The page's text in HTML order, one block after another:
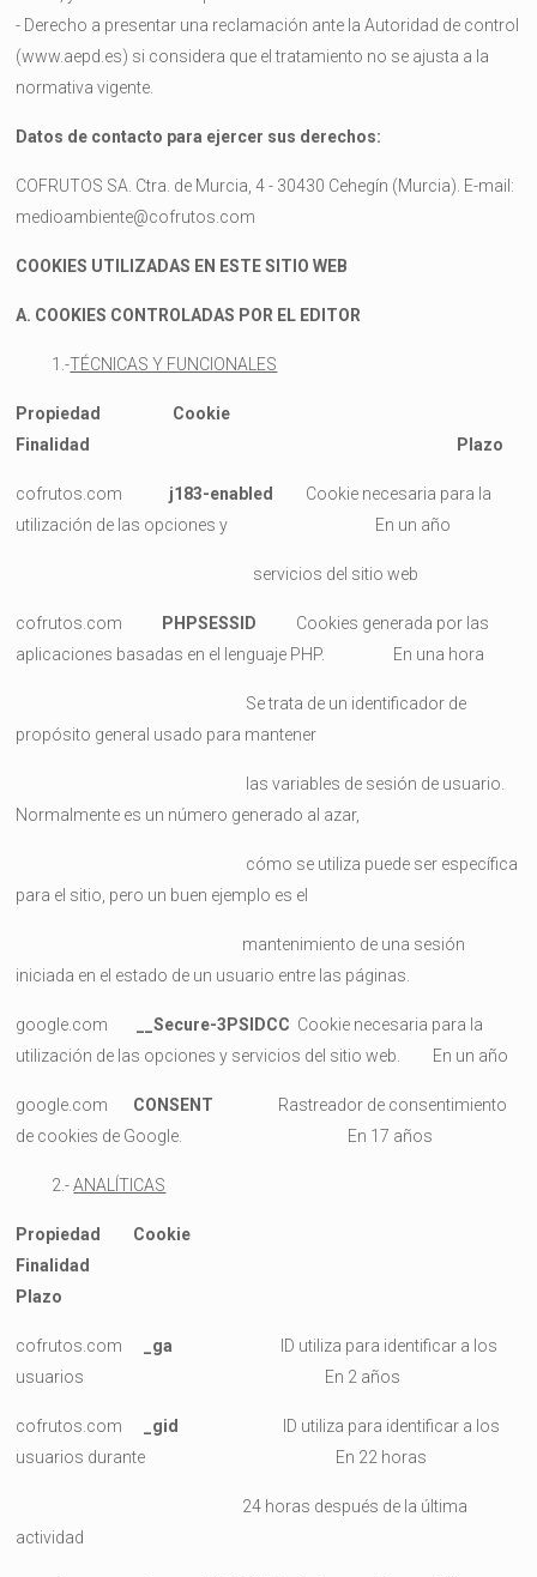
- Derecho a presentar una reclamación ante la Autoridad de control
(www.aepd.es) si considera que el tratamiento no se ajusta a la
normativa vigente.
Datos de contacto para ejercer sus derechos:
COFRUTOS SA. Ctra. de Murcia, 4 - 30430 Cehegín (Murcia). E-mail:
medioambiente@cofrutos.com
COOKIES UTILIZADAS EN ESTE SITIO WEB
A. COOKIES CONTROLADAS POR EL EDITOR
1.-TÉCNICAS Y FUNCIONALES
Propiedad Cookie
Finalidad Plazo
cofrutos.com j183-enabled Cookie necesaria para la
utilización de las opciones y En un año
servicios del sitio web
cofrutos.com PHPSESSID Cookies generada por las
aplicaciones basadas en el lenguaje PHP. En una hora
Se trata de un identificador de
propósito general usado para mantener
las variables de sesión de usuario.
Normalmente es un número generado al azar,
cómo se utiliza puede ser específica
para el sitio, pero un buen ejemplo es el
mantenimiento de una sesión
iniciada en el estado de un usuario entre las páginas.
google.com __Secure-3PSIDCC Cookie necesaria para la
utilización de las opciones y servicios del sitio web. En un año
google.com CONSENT Rastreador de consentimiento
de cookies de Google. En 17 años
2.-ANALÍTICAS
Propiedad Cookie
Finalidad
Plazo
cofrutos.com _ga
ID utiliza para identificar a los
usuarios En 2 años
cofrutos.com _gid
ID utiliza para identificar a los
usuarios durante En 22 horas
24 horas después de la última
actividad